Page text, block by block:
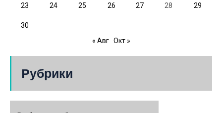
23 24 25 26 27 28 29
30
« Авг Окт »
Рубрики